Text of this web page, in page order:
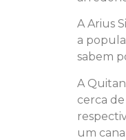
A Arius
a
sabem
A
cerca
um